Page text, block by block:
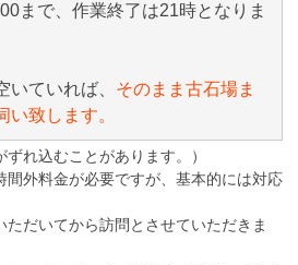
まで、作業終了は21時となりま
いていれば、 そのまま古石場ま
い致します。
ずれ込むことがあります。）
間外料金が必要ですが、基本的には対応
だいてから訪問とさせていただきま